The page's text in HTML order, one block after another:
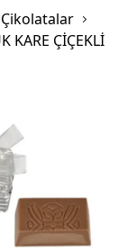
Çikolatalar
KARE ÇİÇEKLİ